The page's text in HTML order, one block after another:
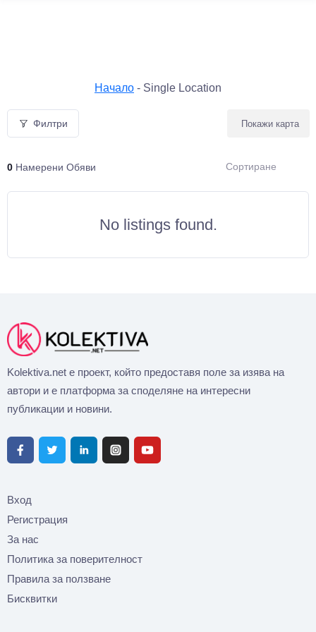
Начало - Single Location
Филтри
0 Намерени Обяви
Покажи карта
Сортиране
No listings found.
Kolektiva.net е проект, който предоставя поле за изява на
автори и е платформа за споделяне на интересни
публикации и новини.
Вход
Регистрация
За нас
Политика за поверителност
Правила за ползване
Бисквитки